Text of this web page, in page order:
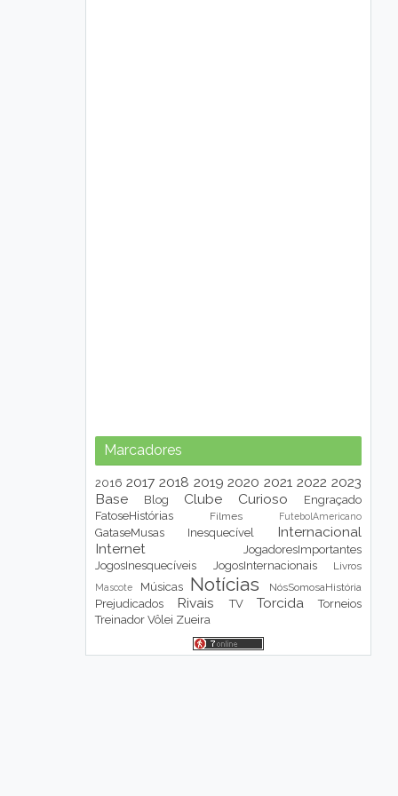
Marcadores
2016 2017 2018 2019 2020 2021 2022 2023
Base
Blog Clube Curioso
Engraçado
FatoseHistórias
Filmes FutebolAmericano
GataseMusas Inesquecível
Internacional
Internet
JogadoresImportantes
JogosInesquecíveis
JogosInternacionais Livros
Mascote Músicas Notícias NósSomosaHistória
Prejudicados Rivais TV Torcida
Torneios
Treinador Vôlei Zueira